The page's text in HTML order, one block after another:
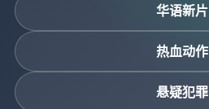
华语新片
热血动作
悬疑犯罪